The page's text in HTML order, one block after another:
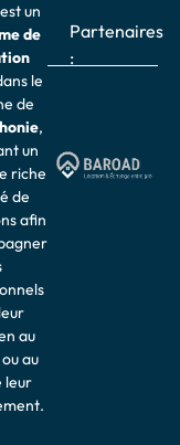
un
de
le
de
,
un
riche
de
afin
au
au
leur
Partenaires
: